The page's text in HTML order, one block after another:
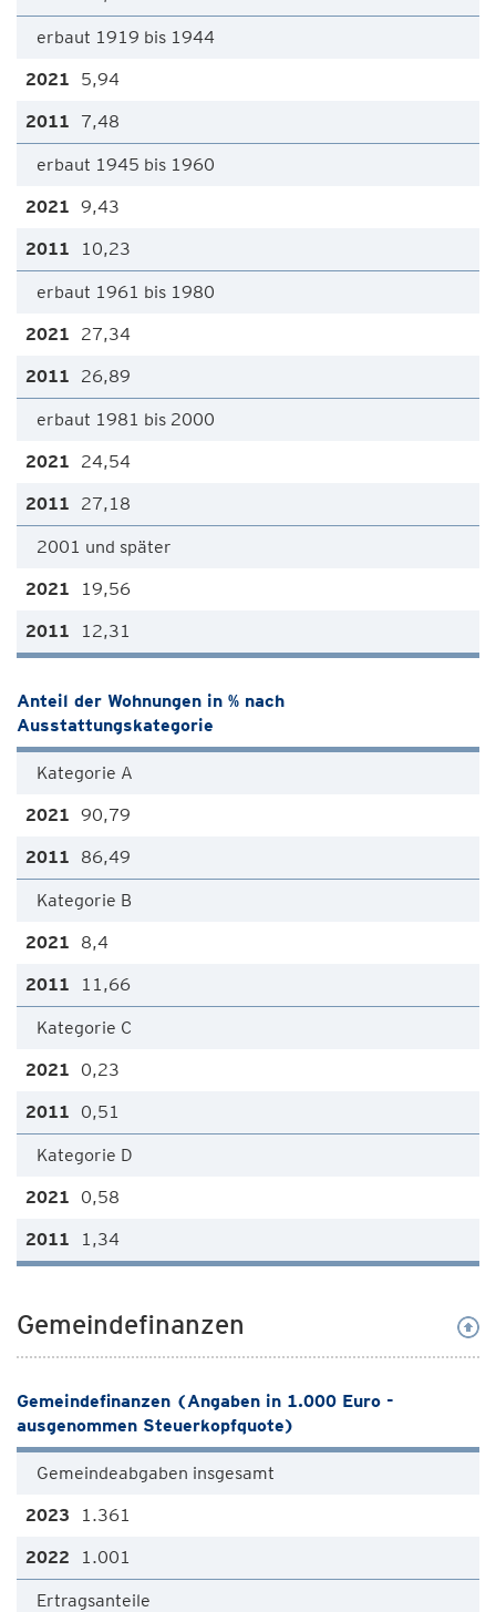
erbaut 1919 bis 1944
5,94
7,48
erbaut 1945 bis 1960
9,43
10,23
erbaut 1961 bis 1980
27,34
26,89
erbaut 1981 bis 2000
24,54
27,18
2001 und später
19,56
12,31
Anteil der Wohnungen in % nach
Ausstattungskategorie
Kategorie A
90,79
86,49
Kategorie B
8,4
11,66
Kategorie C
0,23
0,51
Kategorie D
0,58
1,34
Gemeindefinanzen
Gemeindefinanzen (Angaben in 1.000 Euro -
ausgenommen Steuerkopfquote)
Gemeindeabgaben insgesamt
1.361
1.001
Ertragsanteile